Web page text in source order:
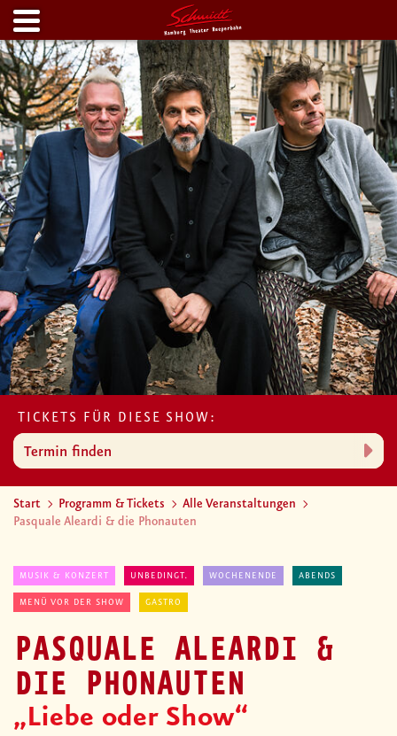
TICKETS FÜR DIESE SHOW:
Termin finden
Start Programm & Tickets
Alle Veranstaltungen
Pasquale Aleardi & die Phonauten
MUSIK & KONZERT UNBEDINGT. WOCHENENDE ABENDS
MENÜ VOR DER SHOW GASTRO
PASQUALE ALEARDI &
DIE PHONAUTEN
„Liebe oder Show“